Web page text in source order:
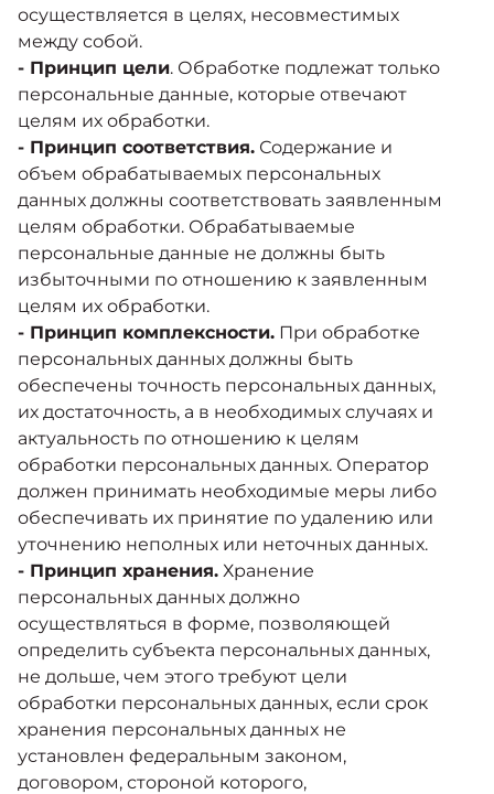
осуществляется в целях, несовместимых
между собой.
- Принцип цели. Обработке подлежат только
персональные данные, которые отвечают
целям их обработки.
- Принцип соответствия. Содержание и
объем обрабатываемых персональных
данных должны соответствовать заявленным
целям обработки. Обрабатываемые
персональные данные не должны быть
избыточными по отношению к заявленным
целям их обработки.
- Принцип комплексности. При обработке
персональных данных должны быть
обеспечены точность персональных данных,
их достаточность, а в необходимых случаях и
актуальность по отношению к целям
обработки персональных данных. Оператор
должен принимать необходимые меры либо
обеспечивать их принятие по удалению или
уточнению неполных или неточных данных.
- Принцип хранения. Хранение
персональных данных должно
осуществляться в форме, позволяющей
определить субъекта персональных данных,
не дольше, чем этого требуют цели
обработки персональных данных, если срок
хранения персональных данных не
установлен федеральным законом,
договором, стороной которого,